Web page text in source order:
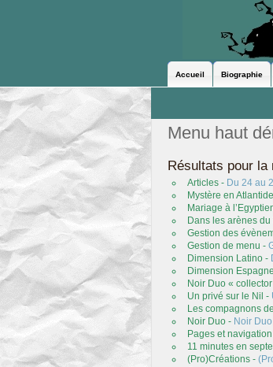
Accueil Biographie
Menu haut
Résultats pour la
Articles - Du 24 au
Mystère en
Mariage à
Dans les arènes du
Gestion des
Gestion de menu -
Dimension Latino -
Dimension
Noir Duo «
Un privé sur le Nil -
Les compagnons
Noir Duo - Noir Duo
Pages et
11 minutes en
(Pro)Créations -